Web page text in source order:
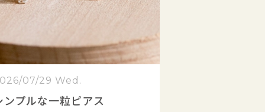
07/29 Wed.
ンプルな一粒ピアス